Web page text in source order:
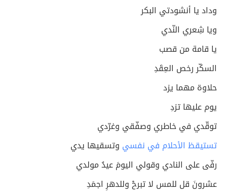
وداد يا أنشودتي البكر
ويا شِعري النّدي
يا قامة من قصب
السكّر رخص العِقَدِ
حلاوة مهما يزد
يوم عليها تزدِ
توقّدي في خاطري وصفّقي وغرّدي
تستيقظ الأحلام في نفسي وتسقيها يدي
رفّى على النادي وقولي اليومَ عيدُ مولدي
عشرونَ قل للمس لا تبرحْ وللدهرِ اجمَدِ